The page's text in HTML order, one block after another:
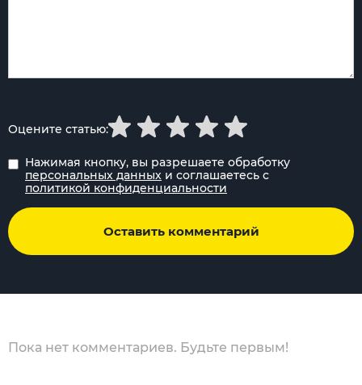
Нажимая кнопку, вы разрешаете обработку
персональных данных и соглашаетесь с
политикой конфиденциальности
Оставить комментарий
Оцените статью:
Пока нет комментариев. Будьте первым!